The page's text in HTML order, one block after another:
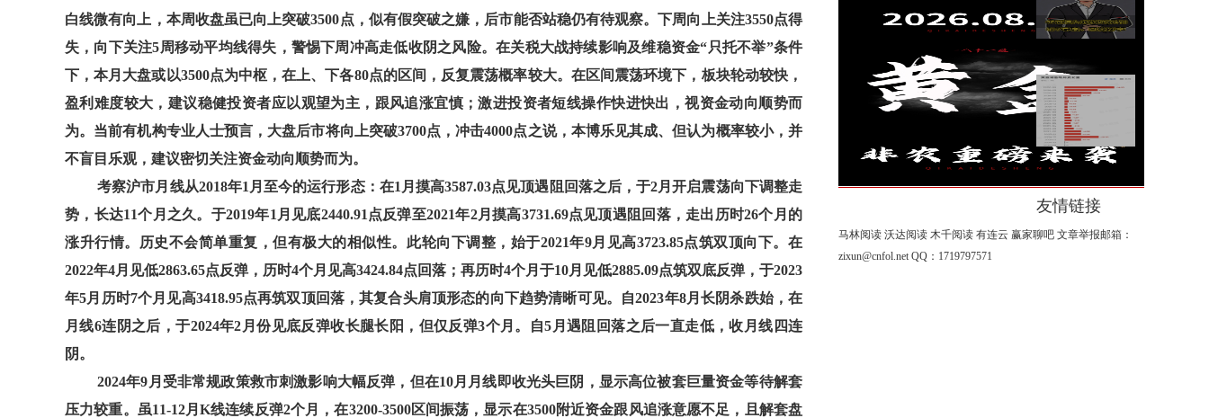
白线微有向上，本周收盘虽已向上突破3500点，似有假突破之嫌，后市能否站稳仍有待观察。下周向上关注3550点得
失，向下关注5周移动平均线得失，警惕下周冲高走低收阴之风险。在关税大战持续影响及维稳资金“只托不举”条件
下，本月大盘或以3500点为中枢，在上、下各80点的区间，反复震荡概率较大。在区间震荡环境下，板块轮动较快，
盈利难度较大，建议稳健投资者应以观望为主，跟风追涨宜慎；激进投资者短线操作快进快出，视资金动向顺势而
为。当前有机构专业人士预言，大盘后市将向上突破3700点，冲击4000点之说，本博乐见其成、但认为概率较小，并
不盲目乐观，建议密切关注资金动向顺势而为。
考察沪市月线从2018年1月至今的运行形态：在1月摸高3587.03点见顶遇阻回落之后，于2月开启震荡向下调整走
势，长达11个月之久。于2019年1月见底2440.91点反弹至2021年2月摸高3731.69点见顶遇阻回落，走出历时26个月的
涨升行情。历史不会简单重复，但有极大的相似性。此轮向下调整，始于2021年9月见高3723.85点筑双顶向下。在
2022年4月见低2863.65点反弹，历时4个月见高3424.84点回落；再历时4个月于10月见低2885.09点筑双底反弹，于2023
年5月历时7个月见高3418.95点再筑双顶回落，其复合头肩顶形态的向下趋势清晰可见。自2023年8月长阴杀跌始，在
月线6连阴之后，于2024年2月份见底反弹收长腿长阳，但仅反弹3个月。自5月遇阻回落之后一直走低，收月线四连
阴。
2024年9月受非常规政策救市刺激影响大幅反弹，但在10月月线即收光头巨阴，显示高位被套巨量资金等待解套
压力较重。虽11-12月K线连续反弹2个月，在3200-3500区间振荡，显示在3500附近资金跟风追涨意愿不足，且解套盘
杨山海：8月非农进入倒计时阶
万锦晟8.7大非农能否助推黄金
继续走强？今日黄金解析
友情链接
马林阅读 沃达阅读 木千阅读 有连云 赢家聊吧 文章举报邮箱：
zixun@cnfol.net QQ：1719797571